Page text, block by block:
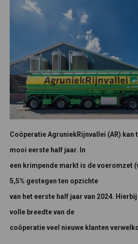
Coöperatie AgruniekRijnvallei (AR) kan
mooi eerste half jaar. In
een krimpende markt is de voeromzet
5,5% gestegen ten opzichte
van het eerste half jaar van 2024.
volle breedte van de
coöperatie veel nieuwe klanten